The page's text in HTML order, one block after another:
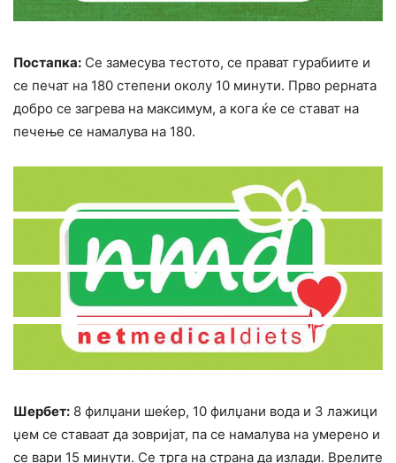
Постапка: Се замесува тестото, се прават гурабиите и
се печат на 180 степени околу 10 минути. Прво рерната
добро се загрева на максимум, а кога ќе се стават на
печење се намалува на 180.
Шербет: 8 филџани шеќер, 10 филџани вода и 3 лажици
џем се ставаат да зовријат, па се намалува на умерено и
се вари 15 минути. Се трга на страна да излади. Врелите